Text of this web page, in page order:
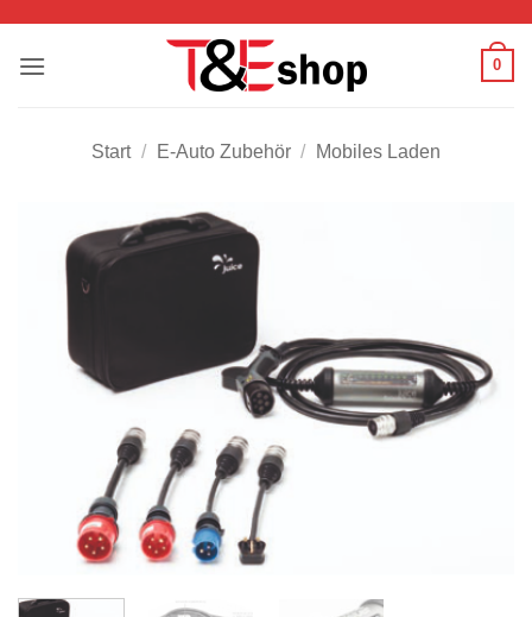
springen
0
Start / E-Auto Zubehör / Mobiles Laden